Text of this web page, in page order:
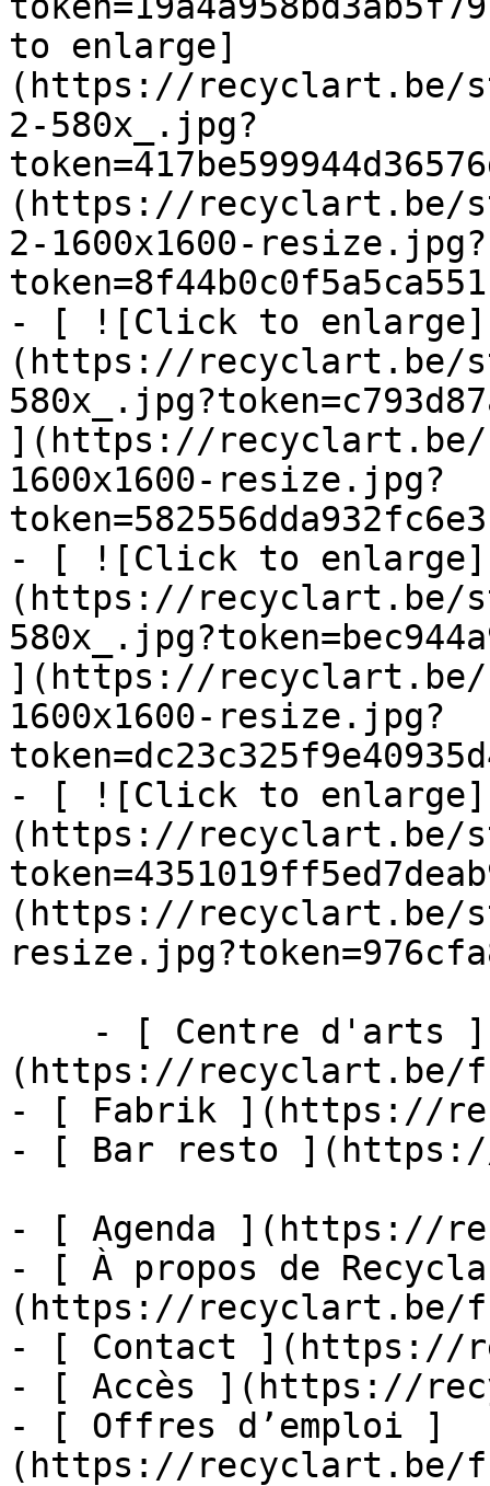
to enlarge]
(https://recyclart.be/
2-580x_.jpg?
(https://recyclart.be/
2-1600x1600-resize.jpg?
- [ ![Click to enlarge]
(https://recyclart.be/
](https://recyclart.be/
1600x1600-resize.jpg?
- [ ![Click to enlarge]
(https://recyclart.be/
](https://recyclart.be/
1600x1600-resize.jpg?
- [ ![Click to enlarge]
(https://recyclart.be/
(https://recyclart.be/
(https://recyclart.be/
- [ Fabrik ](https://
- [ Bar resto
- [ Agenda ](https://
- [ À propos de
(https://recyclart.be/
- [ Contact ](https://
- [ Accès ](https://
- [ Offres d’emploi ]
(https://recyclart.be/